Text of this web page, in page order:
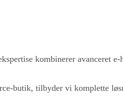
kombinerer avanceret
butik, tilbyder vi komplette